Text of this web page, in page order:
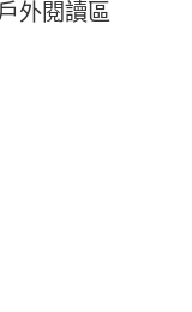
外閱讀區